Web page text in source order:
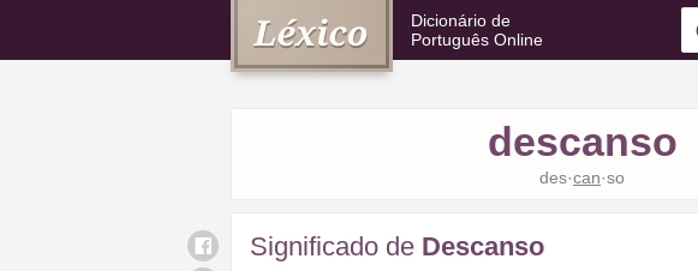
Dicionário de
Português Online
descanso
des·can·so
Significado de Descanso